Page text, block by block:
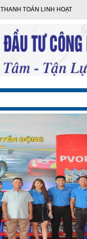
THANH TOÁN LINH HOẠT